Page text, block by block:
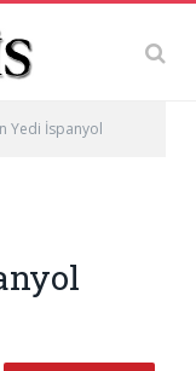
Yedi İspanyol